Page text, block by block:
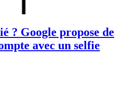
? Google propose de
avec un selfie